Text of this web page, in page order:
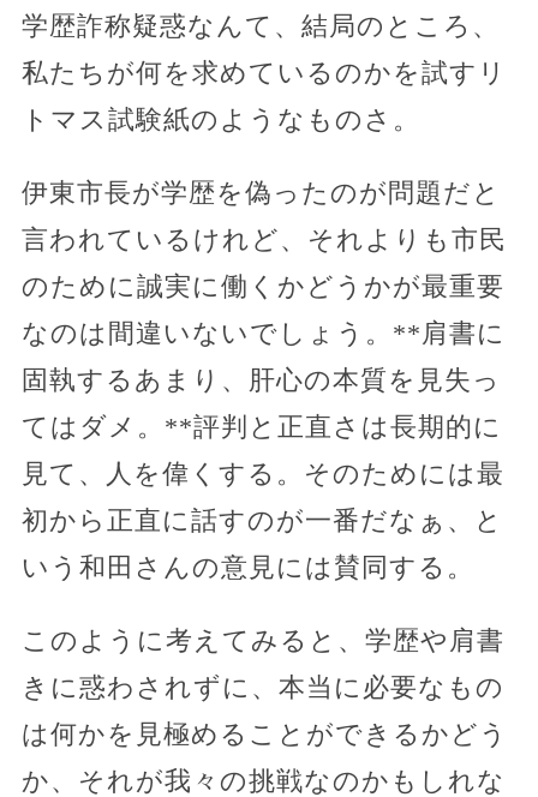
学歴詐称疑惑なんて、結局のところ、
私たちが何を求めているのかを試すリ
トマス試験紙のようなものさ。
伊東市長が学歴を偽ったのが問題だと
言われているけれど、それよりも市民
のために誠実に働くかどうかが最重要
なのは間違いないでしょう。**肩書に
固執するあまり、肝心の本質を見失っ
てはダメ。**評判と正直さは長期的に
見て、人を偉くする。そのためには最
初から正直に話すのが一番だなぁ、と
いう和田さんの意見には賛同する。
このように考えてみると、学歴や肩書
きに惑わされずに、本当に必要なもの
は何かを見極めることができるかどう
か、それが我々の挑戦なのかもしれな